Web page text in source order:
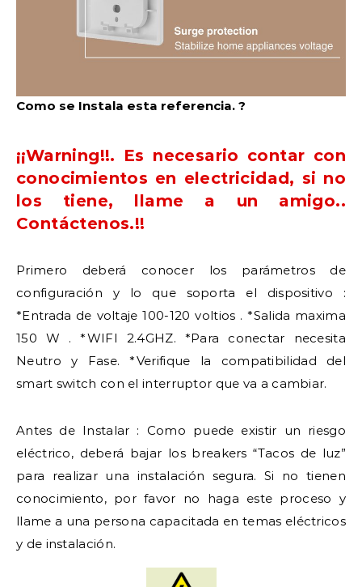
Como se Instala esta referencia. ?
¡¡Warning!!. Es necesario contar con
conocimientos en electricidad, si no
los tiene, llame a un amigo..
Contáctenos.!!
Primero deberá conocer los parámetros de
configuración y lo que soporta el dispositivo :
*Entrada de voltaje 100-120 voltios . *Salida maxima
150 W . *WIFI 2.4GHZ. *Para conectar necesita
Neutro y Fase. *Verifique la compatibilidad del
smart switch con el interruptor que va a cambiar.
Antes de Instalar : Como puede existir un riesgo
eléctrico, deberá bajar los breakers “Tacos de luz”
para realizar una instalación segura. Si no tienen
conocimiento, por favor no haga este proceso y
llame a una persona capacitada en temas eléctricos
y de instalación.